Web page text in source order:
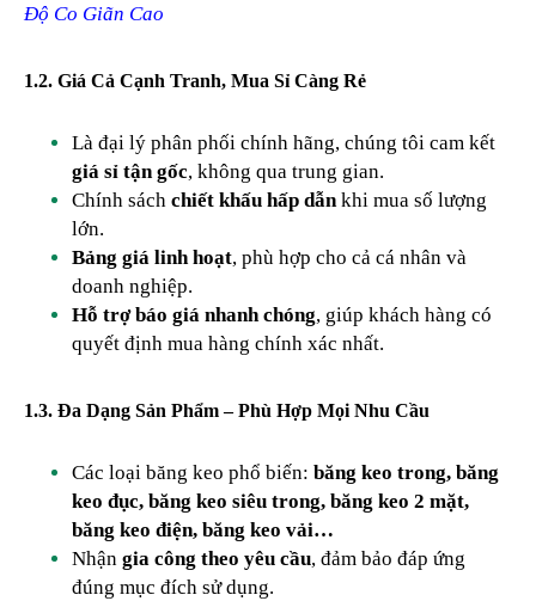
Độ Co Giãn Cao
1.2. Giá Cả Cạnh Tranh, Mua Sỉ Càng Rẻ
Là đại lý phân phối chính hãng, chúng tôi cam kết
giá sỉ tận gốc, không qua trung gian.
Chính sách chiết khấu hấp dẫnkhi mua số lượng
lớn.
Bảng giá linh hoạt, phù hợp cho cả cá nhân và
doanh nghiệp.
Hỗ trợ báo giá nhanh chóng, giúp khách hàng có
quyết định mua hàng chính xác nhất.
1.3. Đa Dạng Sản Phẩm – Phù Hợp Mọi Nhu Cầu
Các loại băng keo phổ biến: băng keo trong, băng
keo đục, băng keo siêu trong, băng keo 2 mặt,
băng keo điện, băng keo vải…
Nhận gia công theo yêu cầu, đảm bảo đáp ứng
đúng mục đích sử dụng.